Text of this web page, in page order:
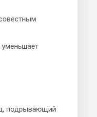
уменьшает
подрывающий